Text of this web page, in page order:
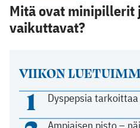
VIIKON
1 Dyspepsia
Ampiaisen pisto –
Mitä ovat minipillerit
vaikuttavat?